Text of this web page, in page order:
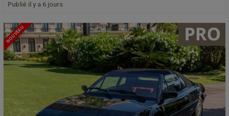
Publié il y a 6 jours
NOUVEAU